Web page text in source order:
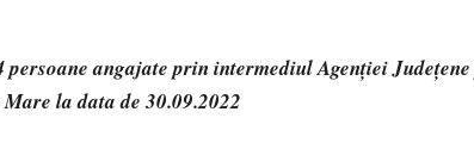
persoane angajate prin intermediul Agenţiei
Mare la data de 30.09.2022